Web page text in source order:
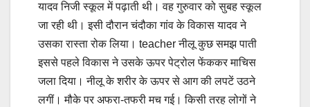
यादव निजी स्कूल में पढ़ाती थी। वह गुरुवार को सुबह स्कूल
जा रही थी। इसी दौरान चंदौका गांव के विकास यादव ने
उसका रास्ता रोक लिया। teacher नीलू कुछ समझ पाती
इससे पहले विकास ने उसके ऊपर पेट्रोल फेंककर माचिस
जला दिया। नीलू के शरीर के ऊपर से आग की लपटें उठने
लगीं। मौके पर अफरा-तफरी मच गई। किसी तरह लोगों ने